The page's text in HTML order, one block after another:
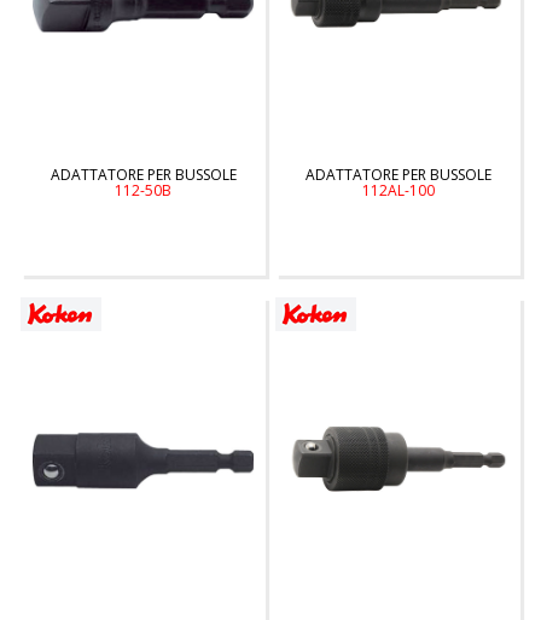
ADATTATORE PER BUSSOLE
112-50B
ADATTATORE PER BUSSOLE
112AL-100